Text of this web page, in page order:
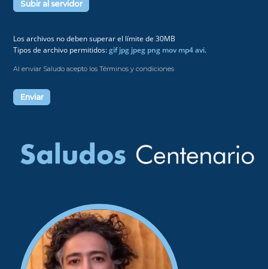
Los archivos no deben superar el límite de 30MB
Tipos de archivo permitidos:gif jpg jpeg png mov mp4 avi.
Al enviar Saludo acepto los Términos y condiciones